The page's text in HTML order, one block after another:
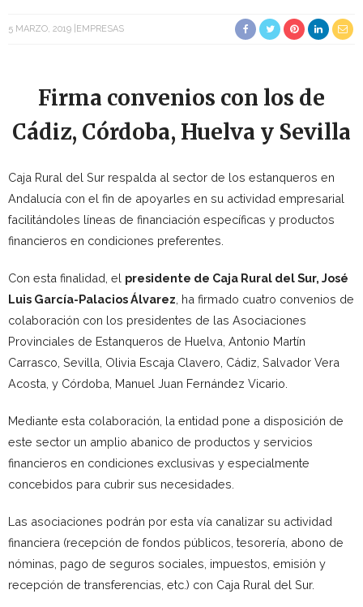
5 MARZO, 2019 EMPRESAS
Firma convenios con los de
Cádiz, Córdoba, Huelva y Sevilla
Caja Rural del Sur respalda al sector de los estanqueros en
Andalucía con el fin de apoyarles en su actividad empresarial
facilitándoles líneas de financiación específicas y productos
financieros en condiciones preferentes.
Con esta finalidad, el presidente de Caja Rural del Sur, José
Luis García-Palacios Álvarez , ha firmado cuatro convenios de
colaboración con los presidentes de las Asociaciones
Provinciales de Estanqueros de Huelva, Antonio Martín
Carrasco, Sevilla, Olivia Escaja Clavero, Cádiz, Salvador Vera
Acosta, y Córdoba, Manuel Juan Fernández Vicario.
Mediante esta colaboración, la entidad pone a disposición de
este sector un amplio abanico de productos y servicios
financieros en condiciones exclusivas y especialmente
concebidos para cubrir sus necesidades.
Las asociaciones podrán por esta vía canalizar su actividad
financiera (recepción de fondos públicos, tesorería, abono de
nóminas, pago de seguros sociales, impuestos, emisión y
recepción de transferencias, etc.) con Caja Rural del Sur.